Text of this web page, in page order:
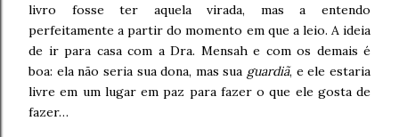
livro fosse ter aquela virada, mas a entendo
perfeitamente a partir do momento em que a leio. A ideia
de ir para casa com a Dra. Mensah e com os demais é
boa: ela não seria sua dona, mas sua guardiã, e ele estaria
livre em um lugar em paz para fazer o que ele gosta de
fazer…